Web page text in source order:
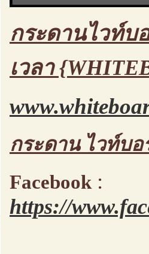
กระดานไวท์บ
เวลา
กระดาน ไวท์บ
Facebook :
https://